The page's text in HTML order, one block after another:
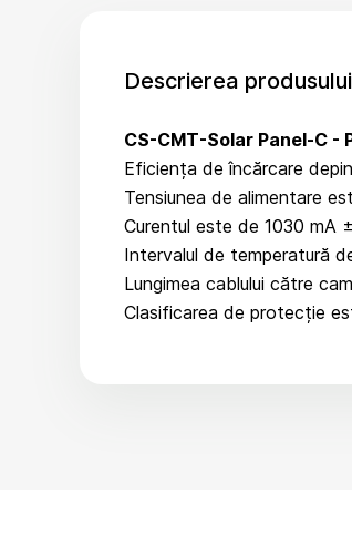
Descrierea produsului
CS-CMT-Solar Panel-C -
Eficiența de încărcare
Tensiunea de alimentare
Curentul este de 1030 mA
Intervalul de temperatură
Lungimea cablului către
Clasificarea de protecție